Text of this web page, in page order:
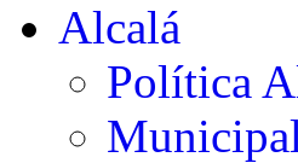
Alcalá
Política